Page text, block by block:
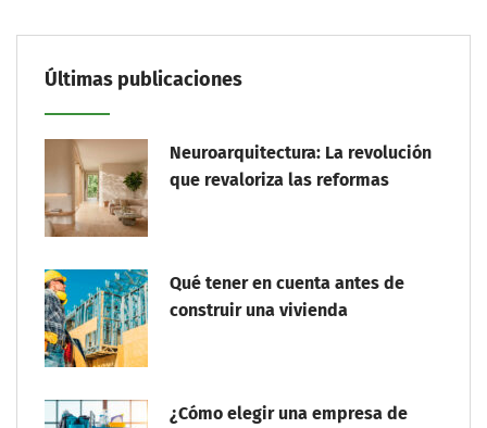
Últimas publicaciones
Neuroarquitectura: La revolución
que revaloriza las reformas
Qué tener en cuenta antes de
construir una vivienda
¿Cómo elegir una empresa de